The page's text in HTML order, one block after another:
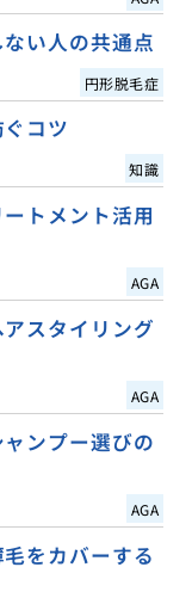
い人の共通点
円形脱毛症
コツ
知識
トメント活用
AGA
スタイリング
AGA
ンプー選びの
AGA
をカバーする